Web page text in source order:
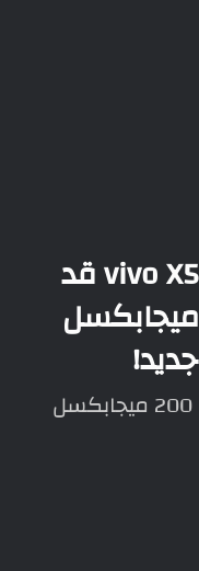
فيفو اكس 500 – vivo X500 قد
يتخلى عن كاميرا 200 ميجابكسل
vivo X500 قد يتخلى عن كاميرا 200 ميجابكسل